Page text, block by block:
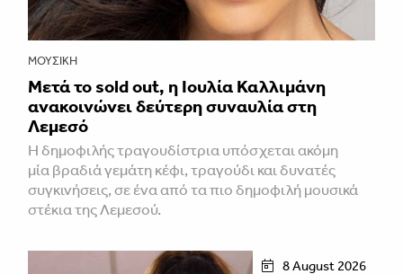
ΜΟΥΣΙΚΉ
Μετά το sold out, η Ιουλία Καλλιμάνη
ανακοινώνει δεύτερη συναυλία στη
Λεμεσό
H δημοφιλής τραγουδίστρια υπόσχεται ακόμη
μία βραδιά γεμάτη κέφι, τραγούδι και δυνατές
συγκινήσεις, σε ένα από τα πιο δημοφιλή μουσικά
στέκια της Λεμεσού.
8 August 2026